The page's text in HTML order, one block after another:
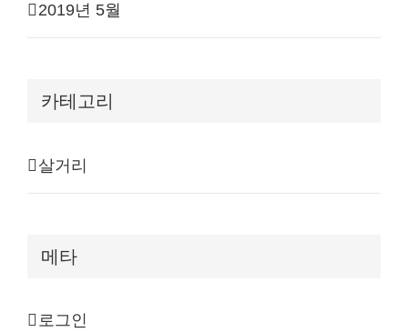
2019년 5월
카테고리
살거리
메타
로그인